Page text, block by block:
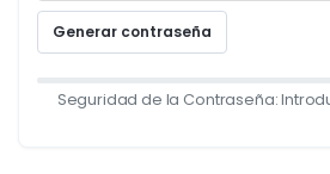
Generar contraseña
Seguridad de la Contraseña: